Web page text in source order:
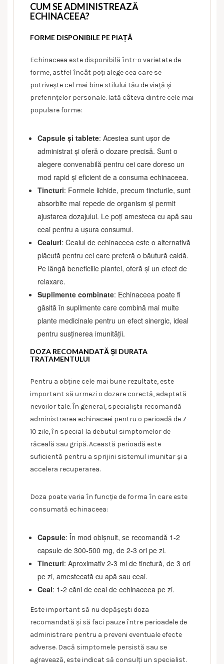
CUM SE ADMINISTREAZĂ
ECHINACEEA?
FORME DISPONIBILE PE PIAȚĂ
Echinaceea este disponibilă într-o varietate de
forme, astfel încât poți alege cea care se
potrivește cel mai bine stilului tău de viață și
preferințelor personale. Iată câteva dintre cele mai
populare forme:
Capsule și tablete: Acestea sunt ușor de
administrat și oferă o dozare precisă. Sunt o
alegere convenabilă pentru cei care doresc un
mod rapid și eficient de a consuma echinaceea.
Tincturi: Formele lichide, precum tincturile, sunt
absorbite mai repede de organism și permit
ajustarea dozajului. Le poți amesteca cu apă sau
ceai pentru a ușura consumul.
Ceaiuri: Ceaiul de echinaceea este o alternativă
plăcută pentru cei care preferă o băutură caldă.
Pe lângă beneficiile plantei, oferă și un efect de
relaxare.
Suplimente combinate: Echinaceea poate fi
găsită în suplimente care combină mai multe
plante medicinale pentru un efect sinergic, ideal
pentru susținerea imunității.
DOZA RECOMANDATĂ ȘI DURATA
TRATAMENTULUI
Pentru a obține cele mai bune rezultate, este
important să urmezi o dozare corectă, adaptată
nevoilor tale. În general, specialiștii recomandă
administrarea echinaceei pentru o perioadă de 7-
10 zile, în special la debutul simptomelor de
răceală sau gripă. Această perioadă este
suficientă pentru a sprijini sistemul imunitar și a
accelera recuperarea.
Doza poate varia în funcție de forma în care este
consumată echinaceea:
Capsule: În mod obișnuit, se recomandă 1-2
capsule de 300-500 mg, de 2-3 ori pe zi.
Tincturi: Aproximativ 2-3 ml de tinctură, de 3 ori
pe zi, amestecată cu apă sau ceai.
Ceai: 1-2 căni de ceai de echinaceea pe zi.
Este important să nu depășești doza
recomandată și să faci pauze între perioadele de
administrare pentru a preveni eventuale efecte
adverse. Dacă simptomele persistă sau se
agravează, este indicat să consulți un specialist.